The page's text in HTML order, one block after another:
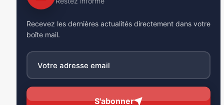
Recevez les dernières actualités directement dans votre
boîte mail.
S'abonner